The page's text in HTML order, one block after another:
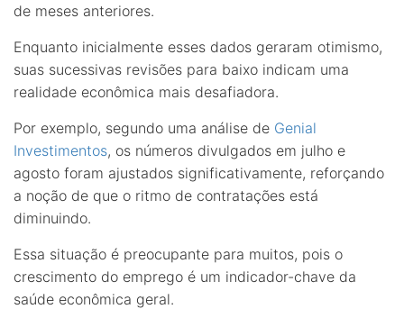
de meses anteriores.
Enquanto inicialmente esses dados geraram otimismo,
suas sucessivas revisões para baixo indicam uma
realidade econômica mais desafiadora.
Por exemplo, segundo uma análise de Genial
Investimentos, os números divulgados em julho e
agosto foram ajustados significativamente, reforçando
a noção de que o ritmo de contratações está
diminuindo.
Essa situação é preocupante para muitos, pois o
crescimento do emprego é um indicador-chave da
saúde econômica geral.